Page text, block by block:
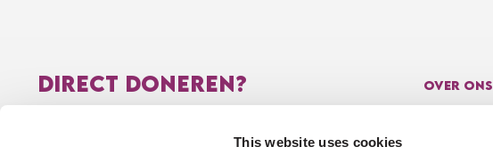
This website uses cookies
DIRECT DONEREN?
Stichting Voor Sara heeft het CBF-keurmerk voor
OVER ONS